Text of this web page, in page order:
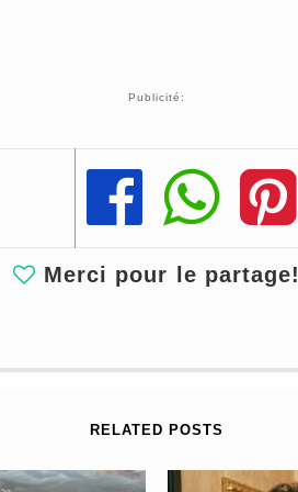
Publicité:
Share
Share
Share
Merci pour le partage!
RELATED POSTS